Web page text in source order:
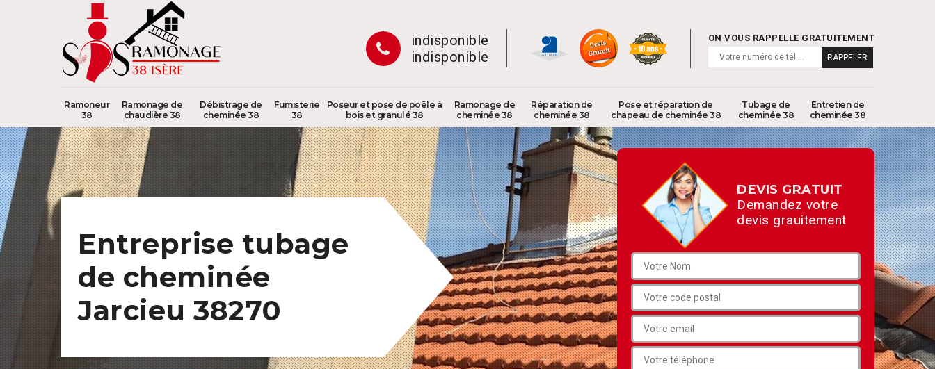
indisponible
indisponible
ON VOUS RAPPELLE GRATUITEMENT
Ramoneur
38
Ramonage de
chaudière 38
Débistrage de
cheminée 38
Fumisterie
38
Poseur et pose de poêle à
bois et granulé 38
Ramonage de
cheminée 38
Réparation de
cheminée 38
Pose et réparation de
chapeau de cheminée 38
Tubage de
cheminée 38
Entretien de
cheminée 38
Entreprise tubage
de cheminée
Jarcieu 38270
DEVIS GRATUIT
Demandez votre
devis grauitement